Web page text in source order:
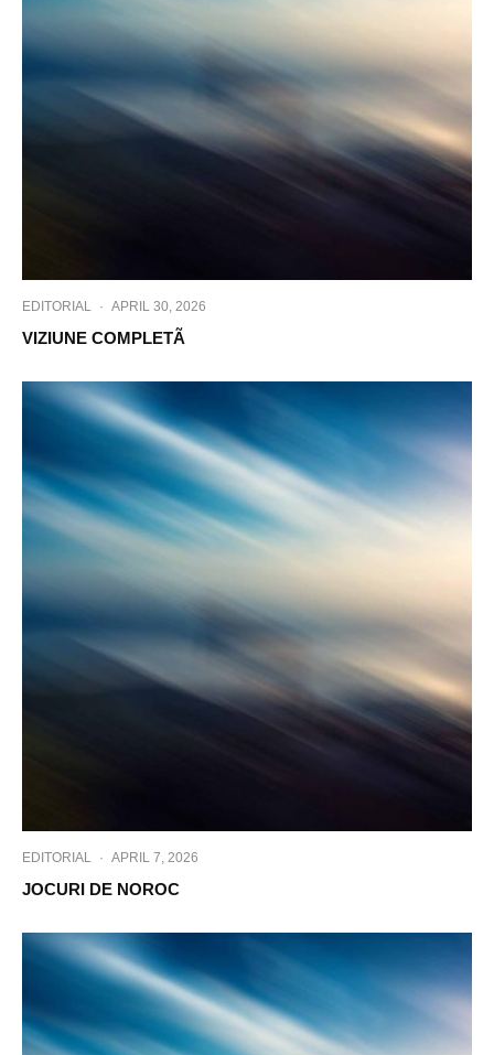
EDITORIAL · APRIL 30, 2026
VIZIUNE COMPLETÃ
EDITORIAL · APRIL 7, 2026
JOCURI DE NOROC